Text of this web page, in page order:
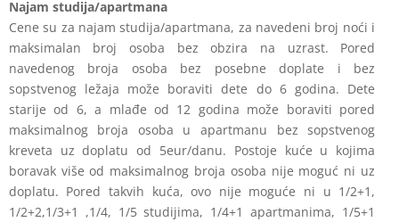
Najam studija/apartmana
Cene su za najam studija/apartmana, za navedeni broj noći i
maksimalan broj osoba bez obzira na uzrast. Pored
navedenog broja osoba bez posebne doplate i bez
sopstvenog ležaja može boraviti dete do 6 godina. Dete
starije od 6, a mlađe od 12 godina može boraviti pored
maksimalnog broja osoba u apartmanu bez sopstvenog
kreveta uz doplatu od 5eur/danu. Postoje kuće u kojima
boravak više od maksimalnog broja osoba nije moguć ni uz
doplatu. Pored takvih kuća, ovo nije moguće ni u 1/2+1,
1/2+2,1/3+1 ,1/4, 1/5 studijima, 1/4+1 apartmanima, 1/5+1